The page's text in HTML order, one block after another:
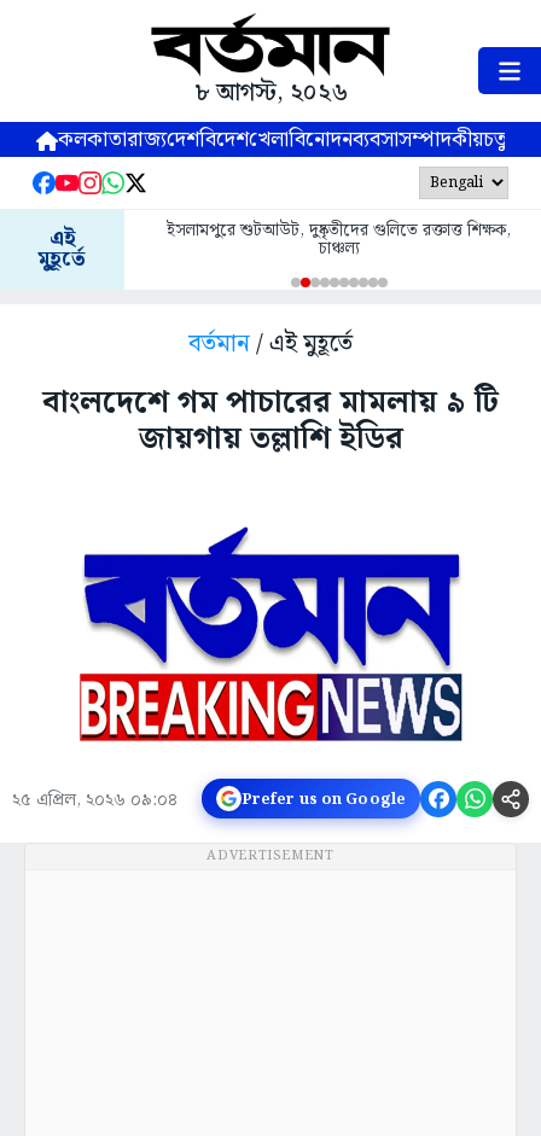
৮ আগস্ট, ২০২৬
কলকাতারাজ্যদেশবিদেশখেলাবিনোদনব্যবসাসম্পাদকীয়
এই
মুহূর্তে
ইসলামপুরে শুটআউট, দুষ্কৃতীদের গুলিতে রক্তাত্ত শিক্ষক,
চাঞ্চল্য
বর্তমান/ এই মুহূর্তে
বাংলদেশে গম পাচারের মামলায় ৯ টি
জায়গায় তল্লাশি ইডির
২৫ এপ্রিল, ২০২৬ ০৯:০৪ Prefer us on Google
ADVERTISEMENT